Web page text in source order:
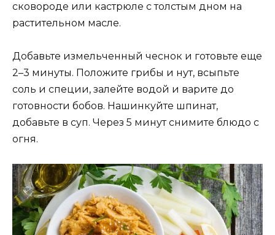
сковороде или кастрюле с толстым дном на
растительном масле.
Добавьте измельченный чеснок и готовьте еще
2–3 минуты. Положите грибы и нут, всыпьте
соль и специи, залейте водой и варите до
готовности бобов. Нашинкуйте шпинат,
добавьте в суп. Через 5 минут снимите блюдо с
огня.